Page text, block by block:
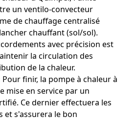
un ventilo-convecteur
de chauffage centralisé
chauffant (sol/sol).
avec précision est
la circulation des
de la chaleur.
Pour finir, la pompe à chaleur à
mise en service par un
Ce dernier effectuera les
et s'assurera le bon